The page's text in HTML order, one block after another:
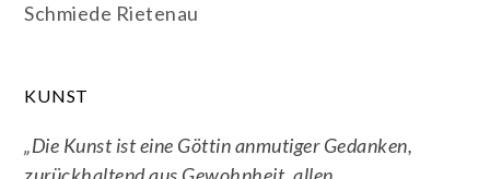
Schmiede Rietenau
KUNST
„Die Kunst ist eine Göttin anmutiger Gedanken,